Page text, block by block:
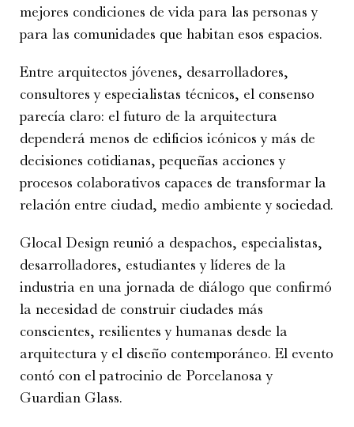
mejores condiciones de vida para las personas y
para las comunidades que habitan esos espacios.
Entre arquitectos jóvenes, desarrolladores,
consultores y especialistas técnicos, el consenso
parecía claro: el futuro de la arquitectura
dependerá menos de edificios icónicos y más de
decisiones cotidianas, pequeñas acciones y
procesos colaborativos capaces de transformar la
relación entre ciudad, medio ambiente y sociedad.
Glocal Design reunió a despachos, especialistas,
desarrolladores, estudiantes y líderes de la
industria en una jornada de diálogo que confirmó
la necesidad de construir ciudades más
conscientes, resilientes y humanas desde la
arquitectura y el diseño contemporáneo. El evento
contó con el patrocinio de Porcelanosa y
Guardian Glass.